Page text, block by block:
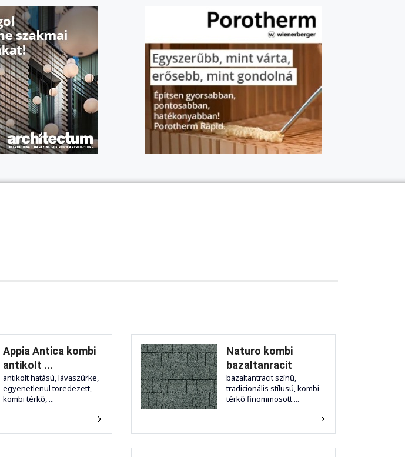
Appia Antica kombi
antikolt ...
antikolt hatású, lávaszürke,
egyenetlenül töredezett,
kombi térkő, ...
Naturo kombi
bazaltanracit
bazaltantracit színű,
tradicionális stílusú, kombi
térkő finommosott ...